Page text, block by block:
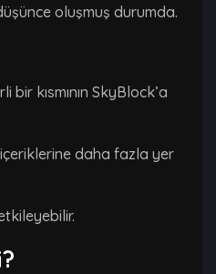
oluşmuş durumda.
bir kısmının SkyBlock’a
daha fazla yer